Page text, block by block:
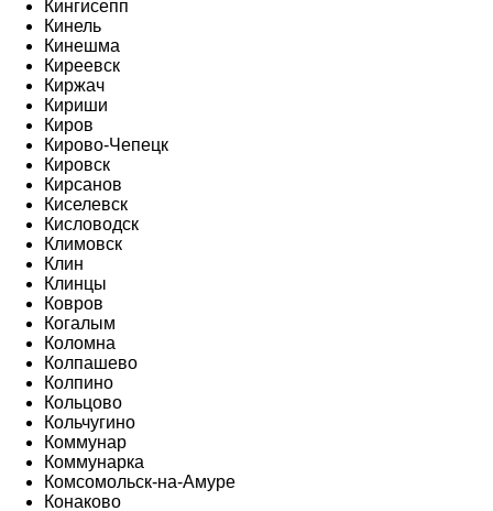
Кингисепп
Кинель
Кинешма
Киреевск
Киржач
Кириши
Киров
Кирово-Чепецк
Кировск
Кирсанов
Киселевск
Кисловодск
Климовск
Клин
Клинцы
Ковров
Когалым
Коломна
Колпашево
Колпино
Кольцово
Кольчугино
Коммунар
Коммунарка
Комсомольск-на-Амуре
Конаково